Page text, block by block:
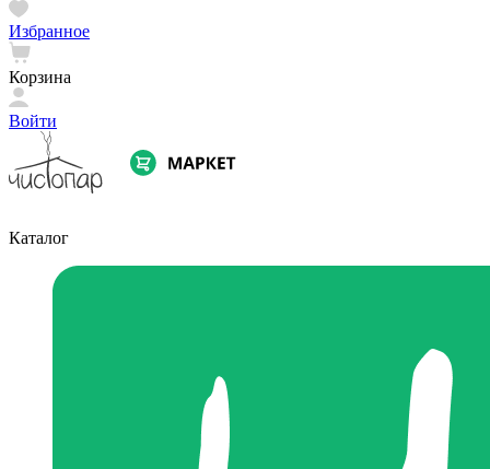
Избранное
Корзина
Войти
Каталог